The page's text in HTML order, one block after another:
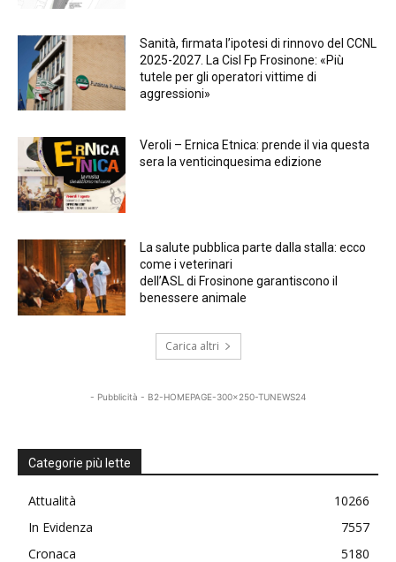
Sanità, firmata l’ipotesi di rinnovo del CCNL
2025-2027. La Cisl Fp Frosinone: «Più
tutele per gli operatori vittime di
aggressioni»
Veroli – Ernica Etnica: prende il via questa
sera la venticinquesima edizione
La salute pubblica parte dalla stalla: ecco
come i veterinari
dell’ASL di Frosinone garantiscono il
benessere animale
Carica altri
- Pubblicità - B2-HOMEPAGE-300x250-TUNEWS24
Categorie più lette
Attualità
10266
In Evidenza
7557
Cronaca
5180